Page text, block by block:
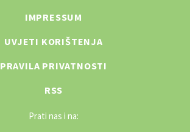
IMPRESSUM
UVJETI KORIŠTENJA
PRAVILA PRIVATNOSTI
RSS
Prati nas i na: